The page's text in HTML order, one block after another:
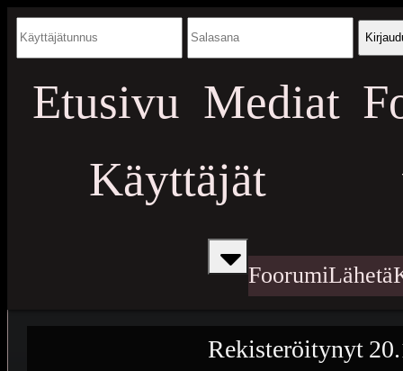
Etusivu Mediat
Käyttäjät
FoorumiLähetä
Rekisteröitynyt